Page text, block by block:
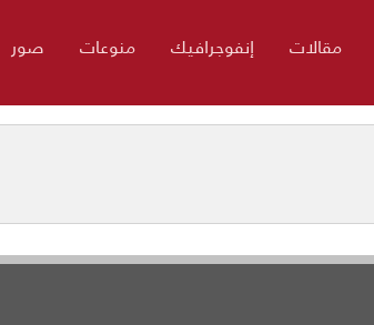
مقالات إنفوجرافيك منوعات صور